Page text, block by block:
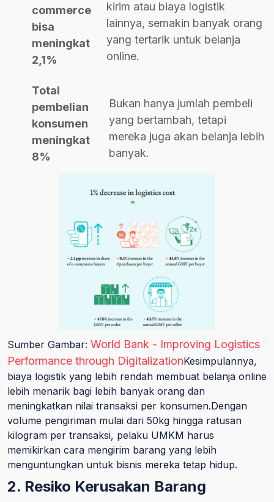
commerce
bisa
meningkat
2,1%
kirim atau biaya logistik
lainnya, semakin banyak orang
yang tertarik untuk belanja
online.
Total
pembelian
konsumen
meningkat
8%
Bukan hanya jumlah pembeli
yang bertambah, tetapi
mereka juga akan belanja lebih
banyak.
Sumber Gambar: World Bank - Improving Logistics
Performance through DigitalizationKesimpulannya,
biaya logistik yang lebih rendah membuat belanja online
lebih menarik bagi lebih banyak orang dan
meningkatkan nilai transaksi per konsumen.Dengan
volume pengiriman mulai dari 50kg hingga ratusan
kilogram per transaksi, pelaku UMKM harus
memikirkan cara mengirim barang yang lebih
menguntungkan untuk bisnis mereka tetap hidup.
2. Resiko Kerusakan Barang